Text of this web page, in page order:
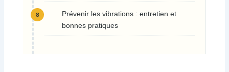
Prévenir les vibrations : entretien et
bonnes pratiques